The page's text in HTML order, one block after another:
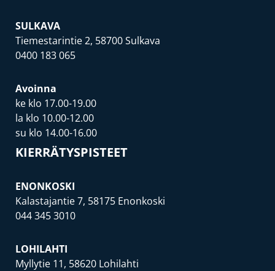
SULKAVA
Tiemestarintie 2, 58700 Sulkava
0400 183 065
Avoinna
ke klo 17.00-19.00
la klo 10.00-12.00
su klo 14.00-16.00
KIERRÄTYSPISTEET
ENONKOSKI
Kalastajantie 7, 58175 Enonkoski
044 345 3010
LOHILAHTI
Myllytie 11, 58620 Lohilahti